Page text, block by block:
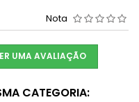
Nota
UMA AVALIAÇÃO
CATEGORIA: